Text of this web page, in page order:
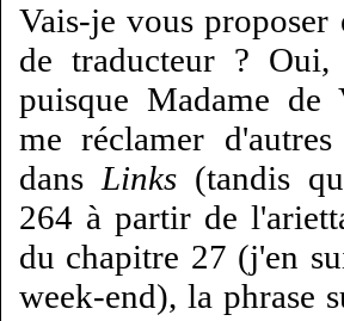
Vais-je vous
de traducteur ?
puisque Madame de
me réclamer
dans Links (tandis
264 à partir de
du chapitre 27 (j'en
week-end), la phrase